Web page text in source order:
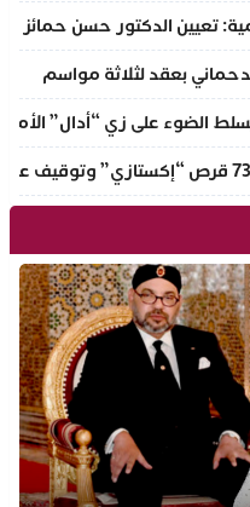
تعيين الدكتور حسن حمائز
بعقد لثلاثة مواسم